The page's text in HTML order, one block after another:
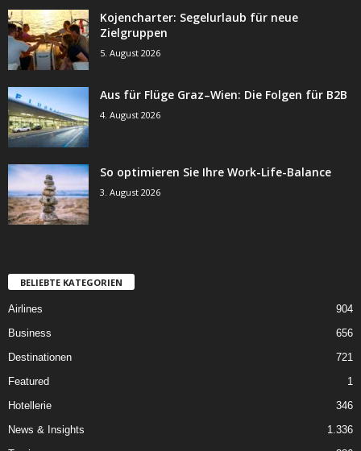
Kojencharter: Segelurlaub für neue
Zielgruppen
5. August 2026
Aus für Flüge Graz–Wien: Die Folgen für B2B
4. August 2026
So optimieren Sie Ihre Work-Life-Balance
3. August 2026
BELIEBTE KATEGORIEN
Airlines
904
Business
656
Destinationen
721
Featured
1
Hotellerie
346
News & Insights
1.336